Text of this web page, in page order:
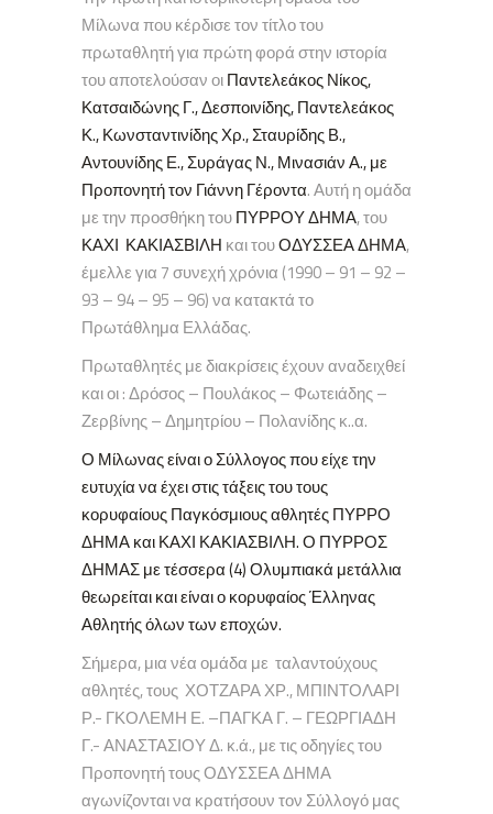
Μίλωνα που κέρδισε τον τίτλο του
πρωταθλητή για πρώτη φορά στην ιστορία
του αποτελούσαν οιΠαντελεάκος Νίκος,
Κατσαιδώνης Γ., Δεσποινίδης, Παντελεάκος
Κ., Κωνσταντινίδης Χρ., Σταυρίδης Β.,
Αντουνίδης Ε., Συράγας Ν., Μινασιάν Α., με
Προπονητή τον Γιάννη Γέροντα. Αυτή η ομάδα
με την προσθήκη τουΠΥΡΡΟΥ ΔΗΜΑ, του
ΚΑΧΙ ΚΑΚΙΑΣΒΙΛΗ και τουΟΔΥΣΣΕΑ ΔΗΜΑ,
έμελλε για 7 συνεχή χρόνια (1990 – 91 – 92 –
93 – 94 – 95 – 96) να κατακτά το
Πρωτάθλημα Ελλάδας.
Πρωταθλητές με διακρίσεις έχουν αναδειχθεί
και οι : Δρόσος – Πουλάκος – Φωτειάδης –
Ζερβίνης – Δημητρίου – Πολανίδης κ..α.
Ο Μίλωνας είναι ο Σύλλογος που είχε την
ευτυχία να έχει στις τάξεις του τους
κορυφαίους Παγκόσμιους αθλητές ΠΥΡΡΟ
ΔΗΜΑ και ΚΑΧΙ ΚΑΚΙΑΣΒΙΛΗ. Ο ΠΥΡΡΟΣ
ΔΗΜΑΣ με τέσσερα (4) Ολυμπιακά μετάλλια
θεωρείται και είναι ο κορυφαίος Έλληνας
Αθλητής όλων των εποχών.
Σήμερα, μια νέα ομάδα με ταλαντούχους
αθλητές, τους ΧΟΤΖΑΡΑ ΧΡ., ΜΠΙΝΤΟΛΑΡΙ
Ρ.- ΓΚΟΛΕΜΗ Ε. –ΠΑΓΚΑ Γ. – ΓΕΩΡΓΙΑΔΗ
Γ.- ΑΝΑΣΤΑΣΙΟΥ Δ. κ.ά., με τις οδηγίες του
Προπονητή τους ΟΔΥΣΣΕΑ ΔΗΜΑ
αγωνίζονται να κρατήσουν τον Σύλλογό μας